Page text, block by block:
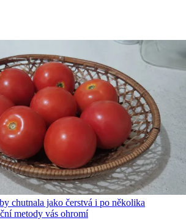
chutnala jako čerstvá i po několika
metody vás ohromí